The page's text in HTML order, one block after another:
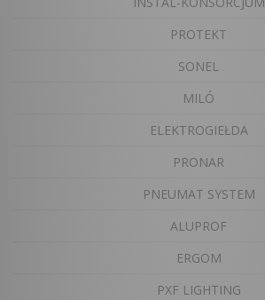
PROTEKT
SONEL
MILÓ
ELEKTROGIEŁDA
PRONAR
PNEUMAT SYSTEM
ALUPROF
ERGOM
PXF LIGHTING